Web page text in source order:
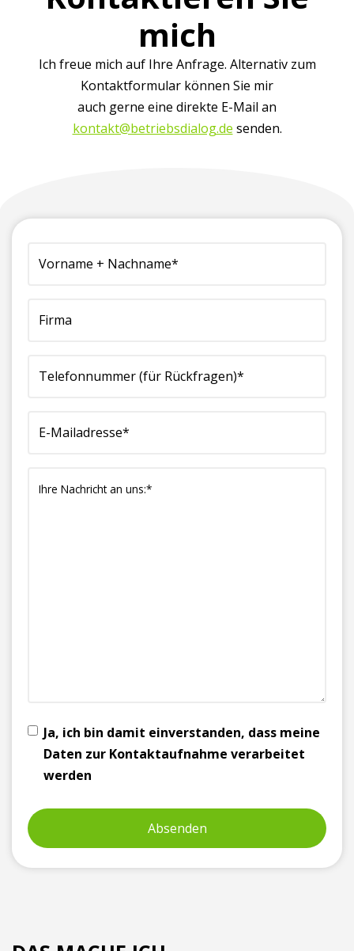
mich
Ich freue mich auf Ihre Anfrage. Alternativ zum
Kontaktformular können Sie mir
auch gerne eine direkte E-Mail an
kontakt@betriebsdialog.de senden.
Vorname
Nachname*
Firma
Telefonnummer
Rückfragen)*
E-
(erforderlich)
Ihre
(erforderlich)
(erforderlich)
Ja, ich bin damit einverstanden, dass meine
Daten zur Kontaktaufnahme verarbeitet
werden